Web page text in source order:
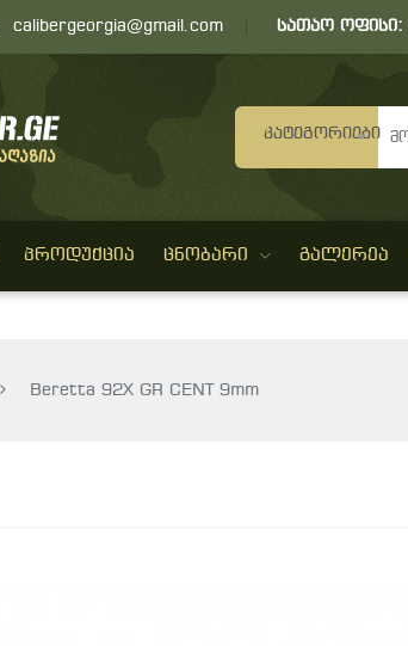
calibergeorgia@gmail.com სათაო ოფისი:
Კატეგორიები
ᲞᲠᲝᲓᲣᲥᲪᲘᲐ ᲪᲜᲝᲑᲐᲠᲘ ᲒᲐᲚᲔᲠᲔᲐ
Beretta 92X GR CENT 9mm